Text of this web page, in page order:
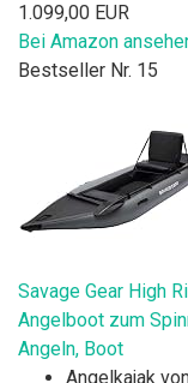
1.099,00 EUR
Bei Amazon
Bestseller Nr. 15
Savage Gear High
Angelboot zum
Angeln, Boot
Angelkajak